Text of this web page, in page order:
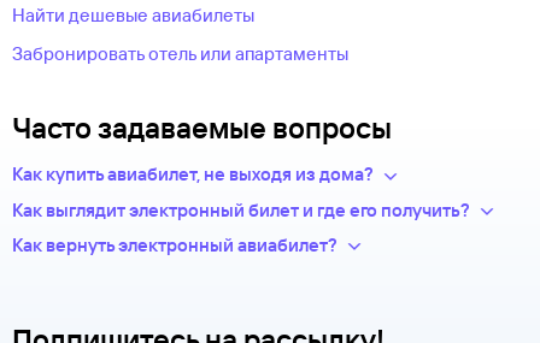
Найти дешевые авиабилеты
Забронировать отель или апартаменты
Часто задаваемые вопросы
Как купить авиабилет, не выходя из дома?
Укажите в нужных полях маршрут, дату поездки и число
из предложений сотен авиакомпаний.
оформления билетов. Туту.ру передает их только
Как выглядит электронный билет и где его получить?
После оплаты на сайте, в базе данных авиакомпании
Как вернуть электронный авиабилет?